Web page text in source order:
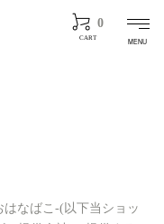
0
CART MENU
はなばこ-(以下当ショッ